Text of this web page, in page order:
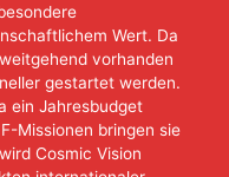
Wert. Da
vorhanden
gestartet werden.
ein Jahresbudget
Missionen bringen sie
Cosmic Vision